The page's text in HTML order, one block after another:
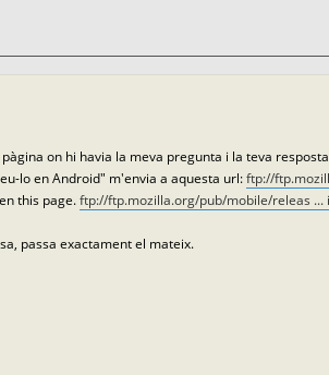
on hi havia la meva pregunta i la teva
lo en Android" m'envia a aquesta url:ftp://
this page.ftp://ftp.mozilla.org/pub/mobile/releas ...
passa exactament el mateix.